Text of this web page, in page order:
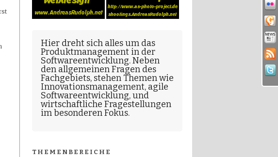
Hier dreht sich alles um das
Produktmanagement in der
Softwareentwicklung. Neben
den allgemeinen Fragen des
Fachgebiets, stehen Themen wie
Innovationsmanagement, agile
Softwareentwicklung, und
wirtschaftliche Fragestellungen
im besonderen Fokus.
THEMENBEREICHE